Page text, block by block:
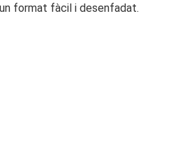
format fàcil i desenfadat.